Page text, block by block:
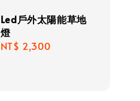
Led戶外太陽能草地
燈
Regular
NT$ 2,300